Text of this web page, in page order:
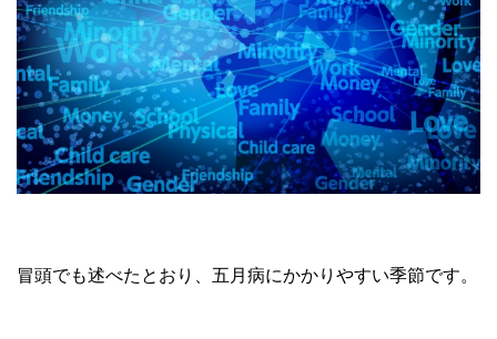
冒頭でも述べたとおり、五月病にかかりやすい季節です。